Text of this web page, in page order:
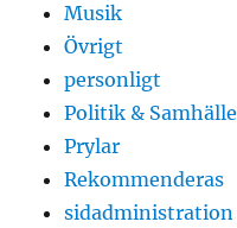
Musik
Övrigt
personligt
Politik & Samhälle
Prylar
Rekommenderas
sidadministration